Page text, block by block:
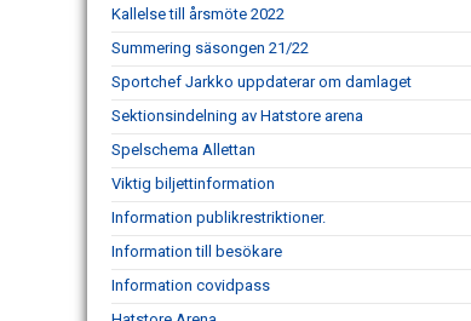
Kallelse till årsmöte 2022
Summering säsongen 21/22
Sportchef Jarkko uppdaterar om damlaget
Sektionsindelning av Hatstore arena
Spelschema Allettan
Viktig biljettinformation
Information publikrestriktioner.
Information till besökare
Information covidpass